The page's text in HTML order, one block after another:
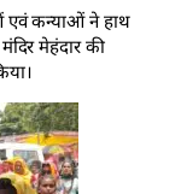
एवं कन्याओं ने हाथ
मेहंदार की